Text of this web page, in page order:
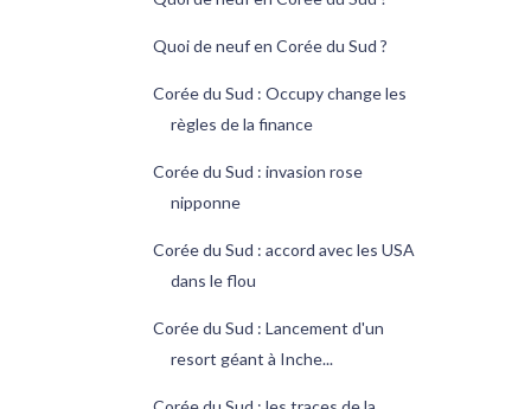
Quoi de neuf en Corée du Sud ?
Corée du Sud : Occupy change les
règles de la finance
Corée du Sud : invasion rose
nipponne
Corée du Sud : accord avec les USA
dans le flou
Corée du Sud : Lancement d'un
resort géant à Inche...